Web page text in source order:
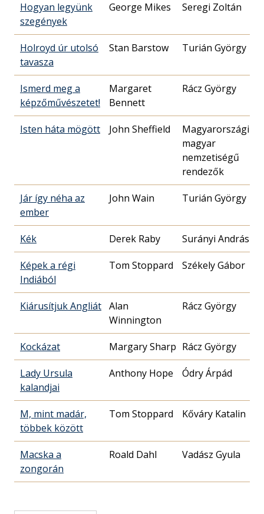
Hogyan legyünk
szegények
George Mikes Seregi Zoltán
Holroyd úr utolsó
tavasza
Stan Barstow Turián György
Ismerd meg a
képzőművészetet!
Margaret
Bennett
Rácz György
Isten háta mögött John Sheffield
Magyarországi
magyar
nemzetiségű
rendezők
Jár így néha az
ember
John Wain Turián György
Kék Derek Raby Surányi András
Képek a régi
Indiából
Tom Stoppard Székely Gábor
Kiárusítjuk Angliát Alan
Winnington
Rácz György
Kockázat Margary Sharp Rácz György
Lady Ursula
kalandjai
Anthony Hope Ódry Árpád
M, mint madár,
többek között
Tom Stoppard Kőváry Katalin
Macska a
zongorán
Roald Dahl Vadász Gyula